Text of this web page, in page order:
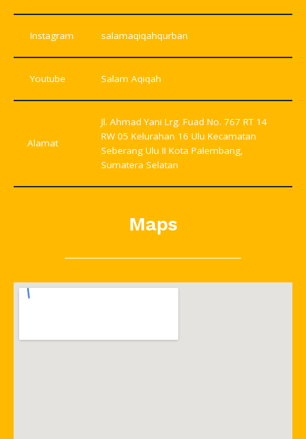
Instagram salamaqiqahqurban
Youtube Salam Aqiqah
Alamat
Jl. Ahmad Yani Lrg. Fuad No. 767 RT 14
RW 05 Kelurahan 16 Ulu Kecamatan
Seberang Ulu II Kota Palembang,
Sumatera Selatan
Maps